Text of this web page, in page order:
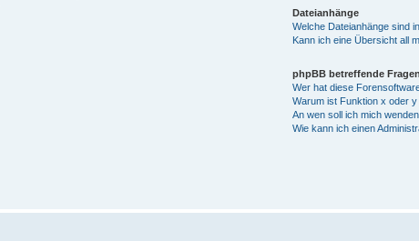
Dateianhänge
Welche Dateianhänge sind
Kann ich eine Übersicht all
phpBB betreffende Fragen
Wer hat diese
Warum ist Funktion x oder
An wen soll ich mich
Wie kann ich einen